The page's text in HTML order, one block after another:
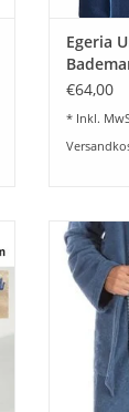
Egeria
€64,00
* Inkl.